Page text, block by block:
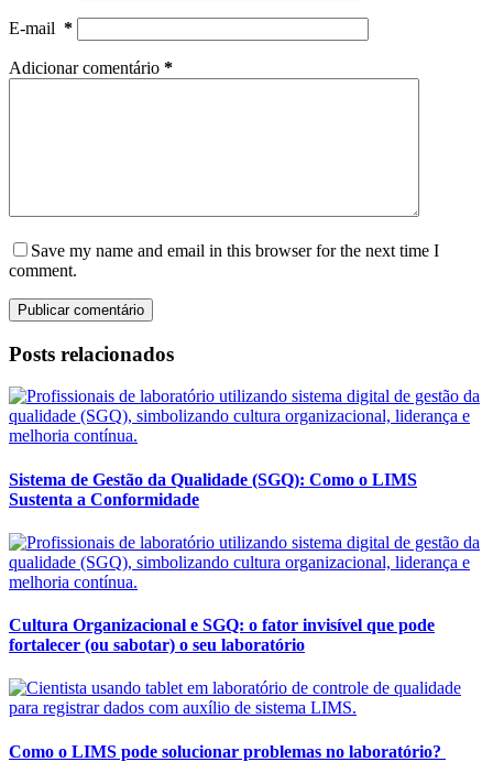
E-mail *
Adicionar comentário *
Save my name and email in this browser for the next time I
comment.
Publicar comentário
Posts relacionados
Sistema de Gestão da Qualidade (SGQ): Como o LIMS
Sustenta a Conformidade
Cultura Organizacional e SGQ: o fator invisível que pode
fortalecer (ou sabotar) o seu laboratório
Como o LIMS pode solucionar problemas no laboratório?